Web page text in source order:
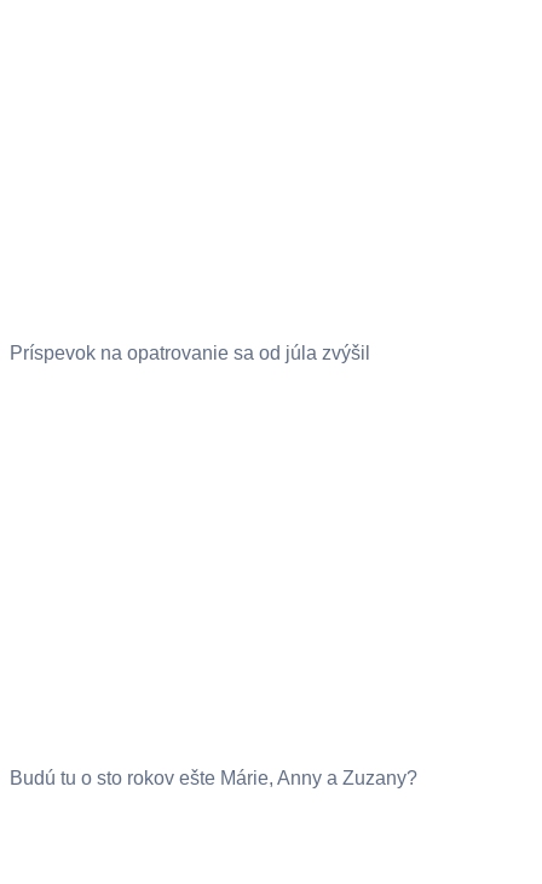
Príspevok na opatrovanie sa od júla zvýšil
Budú tu o sto rokov ešte Márie, Anny a Zuzany?